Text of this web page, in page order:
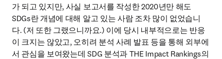
가 되고 있지만, 사실 보고서를 작성한 2020년만 해도
SDGs란 개념에 대해 알고 있는 사람 조차 많이 없었습니
다. (저 또한 그랬으니까요.) 이에 당시 내부적으로는 반응
이 크지는 않았고, 오히려 분석 사례 발표 등을 통해 외부에
서 관심을 보여왔는데 SDG 분석과 THE Impact Rankings의